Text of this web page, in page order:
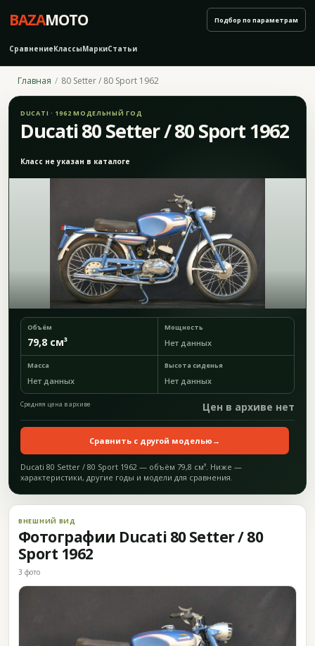
BAZAMOTO
СравнениеКлассыМаркиСтатьи
Подбор по параметрам
Главная 80 Setter / 80 Sport 1962
DUCATI · 1962 МОДЕЛЬНЫЙ ГОД
Ducati 80 Setter / 80 Sport 1962
Класс не указан в каталоге
Объём
79,8 см³
Мощность
Нет данных
Масса
Нет данных
Высота сиденья
Нет данных
Средняя цена в архиве Цен в архиве нет
Сравнить с другой моделью →
Ducati 80 Setter / 80 Sport 1962 — объём 79,8 см³. Ниже —
характеристики, другие годы и модели для сравнения.
ВНЕШНИЙ ВИД
Фотографии Ducati 80 Setter / 80
Sport 1962
3 фото